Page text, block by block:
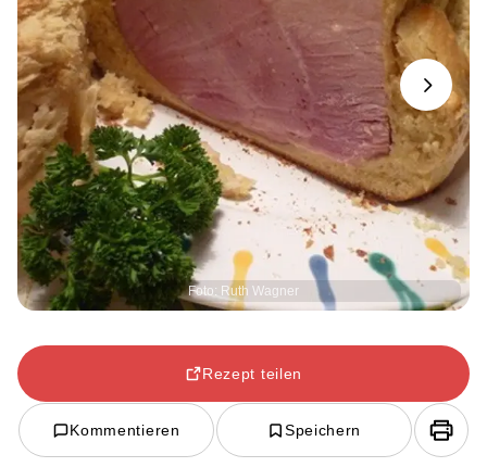
Foto: Ruth Wagner
Next
Rezept teilen
Kommentieren Speichern